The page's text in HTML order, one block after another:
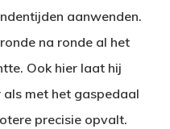
aanwenden.
na ronde al het
Ook hier laat hij
met het gaspedaal
precisie opvalt.